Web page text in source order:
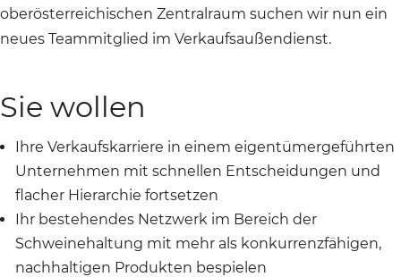
oberösterreichischen Zentralraum suchen wir nun ein
neues Teammitglied im Verkaufsaußendienst.
Sie wollen
Ihre Verkaufskarriere in einem eigentümergeführten
Unternehmen mit schnellen Entscheidungen und
flacher Hierarchie fortsetzen
Ihr bestehendes Netzwerk im Bereich der
Schweinehaltung mit mehr als konkurrenzfähigen,
nachhaltigen Produkten bespielen